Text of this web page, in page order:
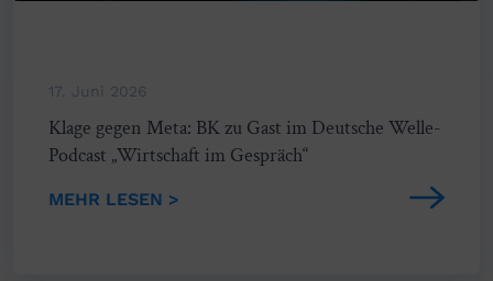
17. Juni 2026
Klage gegen Meta: BK zu Gast im Deutsche Welle-
Podcast „Wirtschaft im Gespräch“
MEHR LESEN >